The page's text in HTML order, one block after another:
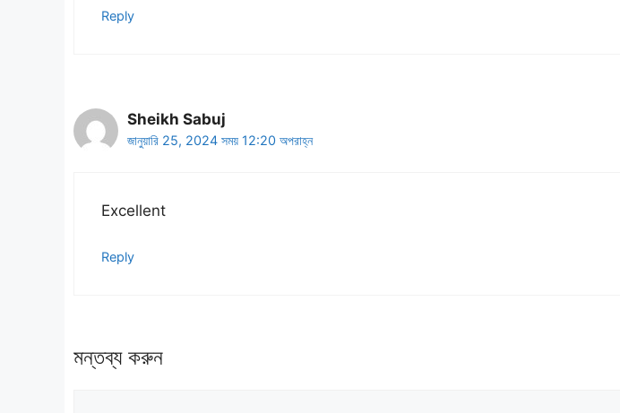
Reply
Sheikh Sabuj
জানুয়ারি 25, 2024 সময় 12:20 অপরাহ্ন
Excellent
Reply
মন্তব্য করুন